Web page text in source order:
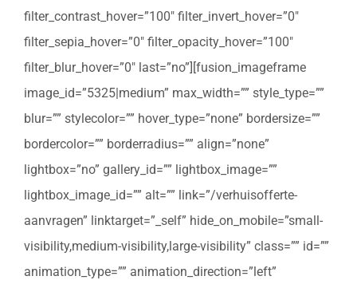
filter_contrast_hover=”100″ filter_invert_hover=”0″
filter_sepia_hover=”0″ filter_opacity_hover=”100″
filter_blur_hover=”0″ last=”no”][fusion_imageframe
image_id=”5325|medium” max_width=”” style_type=””
blur=”” stylecolor=”” hover_type=”none” bordersize=””
bordercolor=”” borderradius=”” align=”none”
lightbox=”no” gallery_id=”” lightbox_image=””
lightbox_image_id=”” alt=”” link=”/verhuisofferte-
aanvragen” linktarget=”_self” hide_on_mobile=”small-
visibility,medium-visibility,large-visibility” class=”” id=””
animation_type=”” animation_direction=”left”